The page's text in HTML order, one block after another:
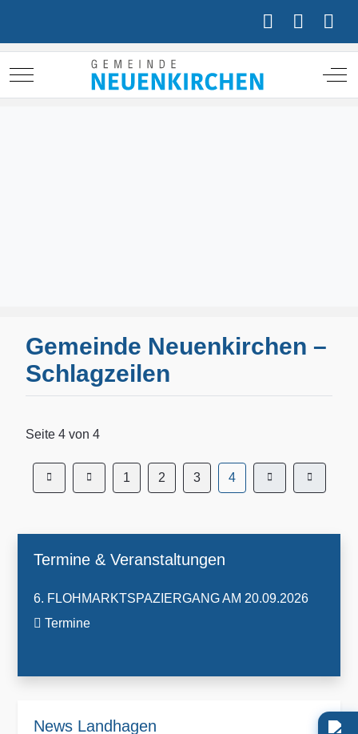
Mobile Menu Toggle Off-
Gemeinde Neuenkirchen –
Schlagzeilen
Seite 4 von 4
1 2 3 4
Termine & Veranstaltungen
6. FLOHMARKTSPAZIERGANG AM 20.09.2026
Termine
News Landhagen